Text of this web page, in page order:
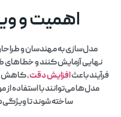
اهمیت و
مدل‌سازی به مهندسان و
نهایی آزمایش کنند و خطاهای
فرآیند باعثافزایش دقت، کاهش
مدل‌ها می‌توانند با استفاده
ساخته شوند تا